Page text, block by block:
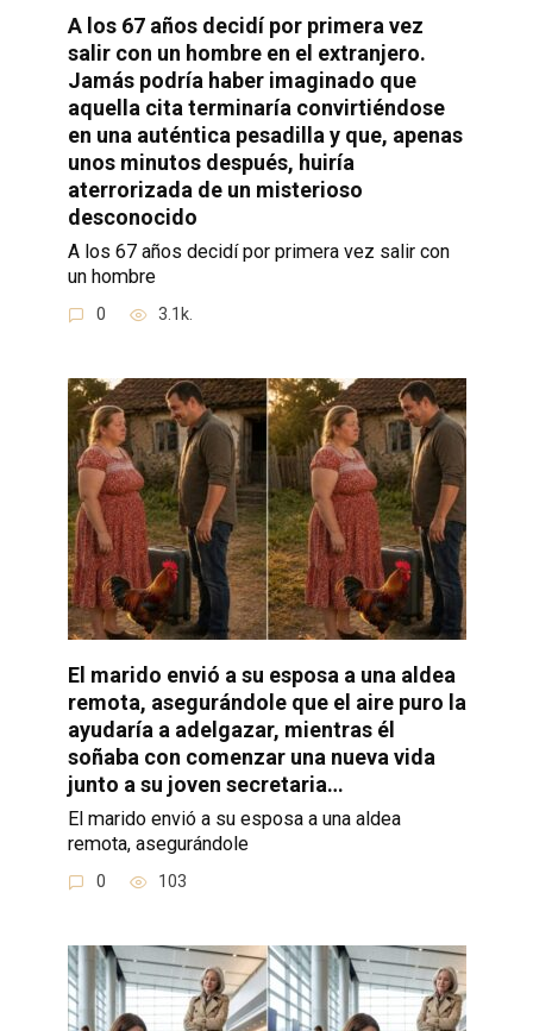
A los 67 años decidí por primera vez
salir con un hombre en el extranjero.
Jamás podría haber imaginado que
aquella cita terminaría convirtiéndose
en una auténtica pesadilla y que, apenas
unos minutos después, huiría
aterrorizada de un misterioso
desconocido
A los 67 años decidí por primera vez salir con
un hombre
0 3.1k.
El marido envió a su esposa a una aldea
remota, asegurándole que el aire puro la
ayudaría a adelgazar, mientras él
soñaba con comenzar una nueva vida
junto a su joven secretaria…
El marido envió a su esposa a una aldea
remota, asegurándole
0 103